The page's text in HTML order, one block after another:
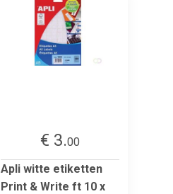
€ 3.00
Apli witte etiketten
Print & Write ft 10 x